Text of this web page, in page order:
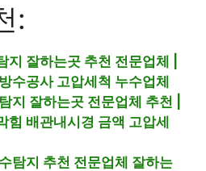
:
지 잘하는곳 추천 전문업체 |
수공사 고압세척 누수업체
지 잘하는곳 전문업체 추천 |
힘 배관내시경 금액 고압세
탐지 추천 전문업체 잘하는